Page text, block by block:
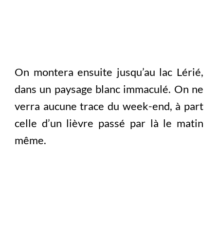
On montera ensuite jusqu’au lac Lérié,
dans un paysage blanc immaculé. On ne
verra aucune trace du week-end, à part
celle d’un lièvre passé par là le matin
même.